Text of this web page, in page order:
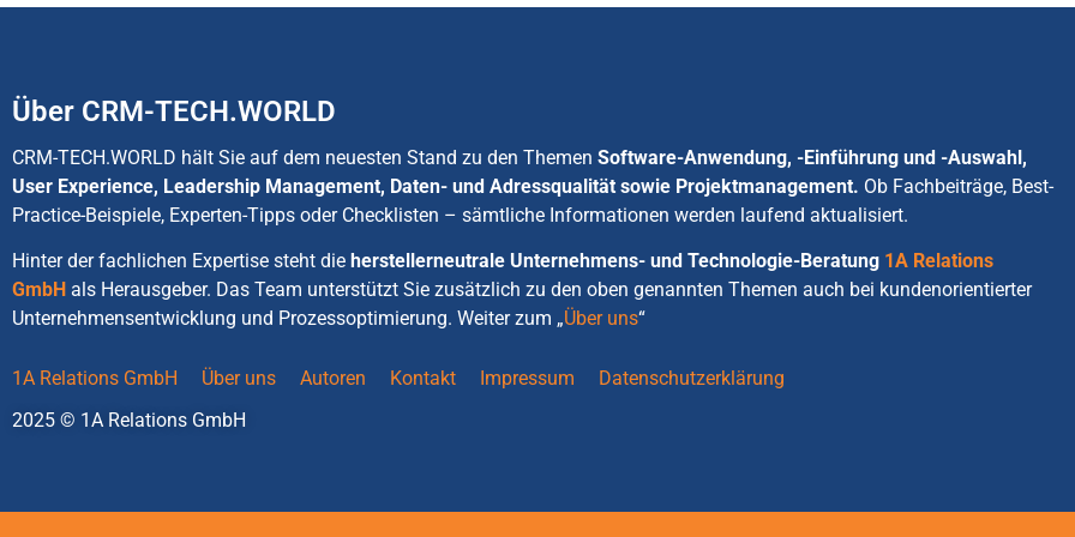
Über CRM-TECH.WORLD
CRM-TECH.WORLD hält Sie auf dem neuesten Stand zu den Themen Software-Anwendung, -Einführung und -Auswahl,
User Experience, Leadership Management, Daten- und Adressqualität sowie Projektmanagement. Ob Fachbeiträge, Best-
Practice-Beispiele, Experten-Tipps oder Checklisten – sämtliche Informationen werden laufend aktualisiert.
Hinter der fachlichen Expertise steht die herstellerneutrale Unternehmens- und Technologie-Beratung 1A Relations
GmbH als Herausgeber. Das Team unterstützt Sie zusätzlich zu den oben genannten Themen auch bei kundenorientierter
Unternehmensentwicklung und Prozessoptimierung. Weiter zum „Über uns“
1A Relations GmbH Über uns Autoren Kontakt Impressum
Datenschutzerklärung
2025 © 1A Relations GmbH